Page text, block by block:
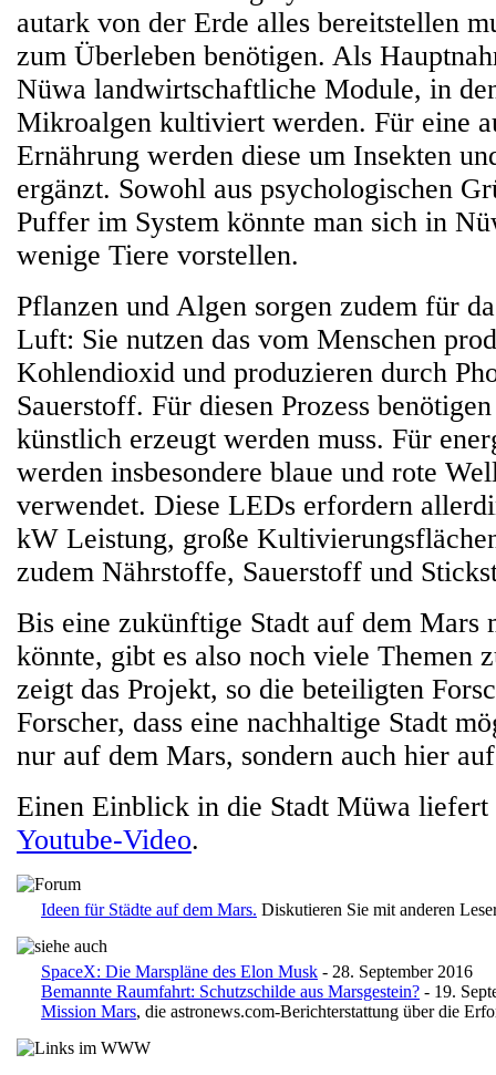
autark von der Erde alles bereitstellen
zum Überleben benötigen. Als
Nüwa landwirtschaftliche Module, in
Mikroalgen kultiviert werden. Für eine
Ernährung werden diese um Insekten
ergänzt. Sowohl aus psychologischen
Puffer im System könnte man sich in
wenige Tiere vorstellen.
Pflanzen und Algen sorgen zudem für
Luft: Sie nutzen das vom Menschen
Kohlendioxid und produzieren durch
Sauerstoff. Für diesen Prozess
künstlich erzeugt werden muss. Für
werden insbesondere blaue und rote
verwendet. Diese LEDs erfordern
kW Leistung, große
zudem Nährstoffe, Sauerstoff und
Bis eine zukünftige Stadt auf dem Mars
könnte, gibt es also noch viele Themen
zeigt das Projekt, so die beteiligten
Forscher, dass eine nachhaltige Stadt
nur auf dem Mars, sondern auch hier
Einen Einblick in die Stadt Müwa liefert
Youtube-Video.
Ideen für Städte auf dem Mars. Diskutieren Sie mit anderen
SpaceX: Die Marspläne des Elon Musk - 28. September 2016
Bemannte Raumfahrt: Schutzschilde aus Marsgestein? - 19.
Mission Mars, die astronews.com-Berichterstattung über die